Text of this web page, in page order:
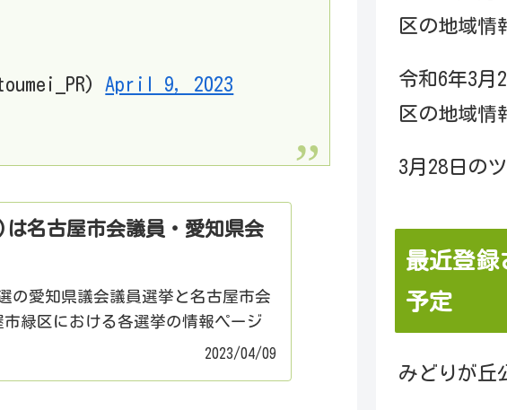
April 9, 2023
名古屋市会議員・愛知県会
の愛知県議会議員選挙と名古屋市会
緑区における各選挙の情報ページ
のページ一覧です。※名古屋市議会
2023/04/09
区の地域情
令和6年3月
区の地域情
3月28日の
最近登録
予定
みどりが丘